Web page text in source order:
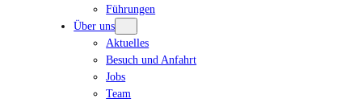
Führungen
Über uns
Aktuelles
Besuch und Anfahrt
Jobs
Team